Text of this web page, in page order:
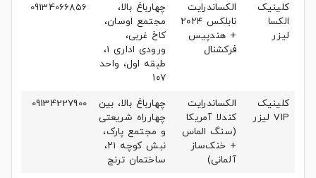
کلینیک
الکسا
لیزر
الکساندرایت
نابلکس ۲۰۲۴
+ هندپیس
فرکشنال
چهارباغ بالا،
مجتمع اوسان،
کاخ غربی،
ورودی اداری ۱،
طبقه اول، واحد
۱۰۷
09134066856
کلینیک
VIP لیزر
الکساندرایت
کندلا آمریکا
(سنگ الماس
+ خنک‌ساز
آلمانی)
چهارباغ بالا، بین
چهارراه شریعتی
و مجتمع پارک،
نبش کوچه ۲۱،
ساختمان ترنج
09134227900